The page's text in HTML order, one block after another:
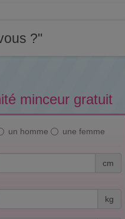
?"
minceur gratuit
un homme une femme
cm
kg